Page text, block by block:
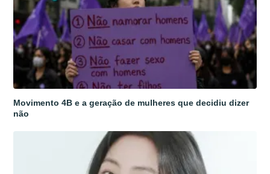
Movimento 4B e a geração de mulheres que decidiu dizer
não